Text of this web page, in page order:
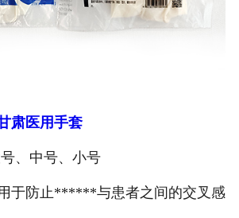
甘肃医用手套
甘肃其他卫材
肃医用手套
、中号、小号
用于防止******与患者之间的交叉感